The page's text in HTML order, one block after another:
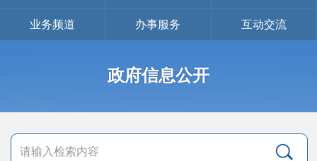
业务频道 办事服务 互动交流
政府信息公开